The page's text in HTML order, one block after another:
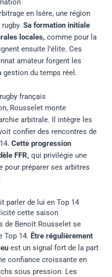
en Isère, une région
Sa formation initiale
locales, comme pour la
ensuite l’élite. Ces
amateur forgent les
gestion du temps réel.
français
Rousselet monte
arbitrale. Il intègre les
confier des rencontres de
Cette progression
FFR, qui privilégie une
pour préparer ses arbitres
parler de lui en Top 14
cette saison
de Benoît Rousselet se
Top 14. Être régulièrement
est un signal fort de la part
confiance croissante en
sous pression. Les